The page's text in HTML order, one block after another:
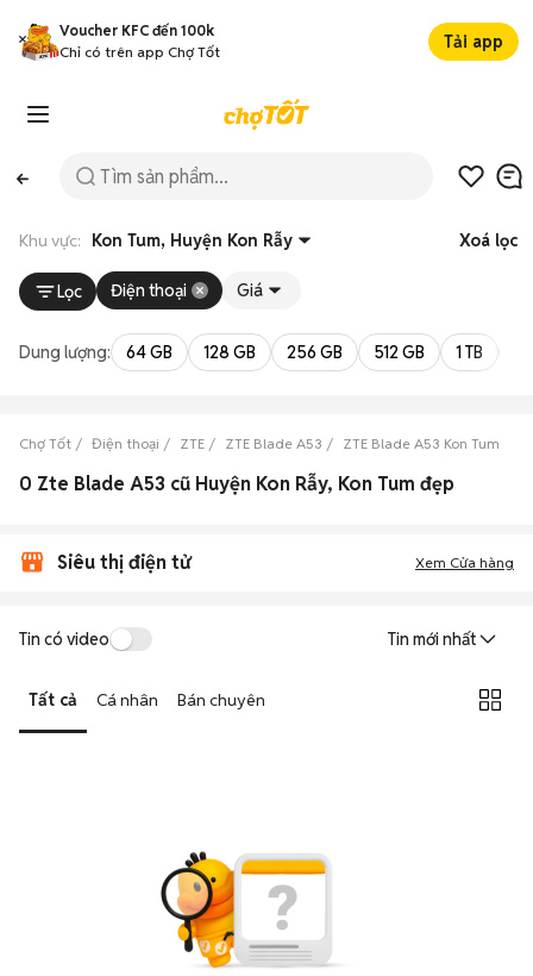
Voucher KFC đến 100k
Chỉ có trên app Chợ Tốt
Tải app
Khu vực: Kon Tum, Huyện Kon Rẫy Xoá lọc
Lọc Điện thoại Giá
Dung lượng: 64 GB 128 GB 256 GB 512 GB 1 TB
Chợ Tốt Điện thoại ZTE ZTE Blade A53 ZTE Blade A53 Kon Tum
0 Zte Blade A53 cũ Huyện Kon Rẫy, Kon Tum đẹp
Siêu thị điện tử Xem Cửa hàng
Tin có video Tin mới nhất
Tất cả Cá nhân Bán chuyên